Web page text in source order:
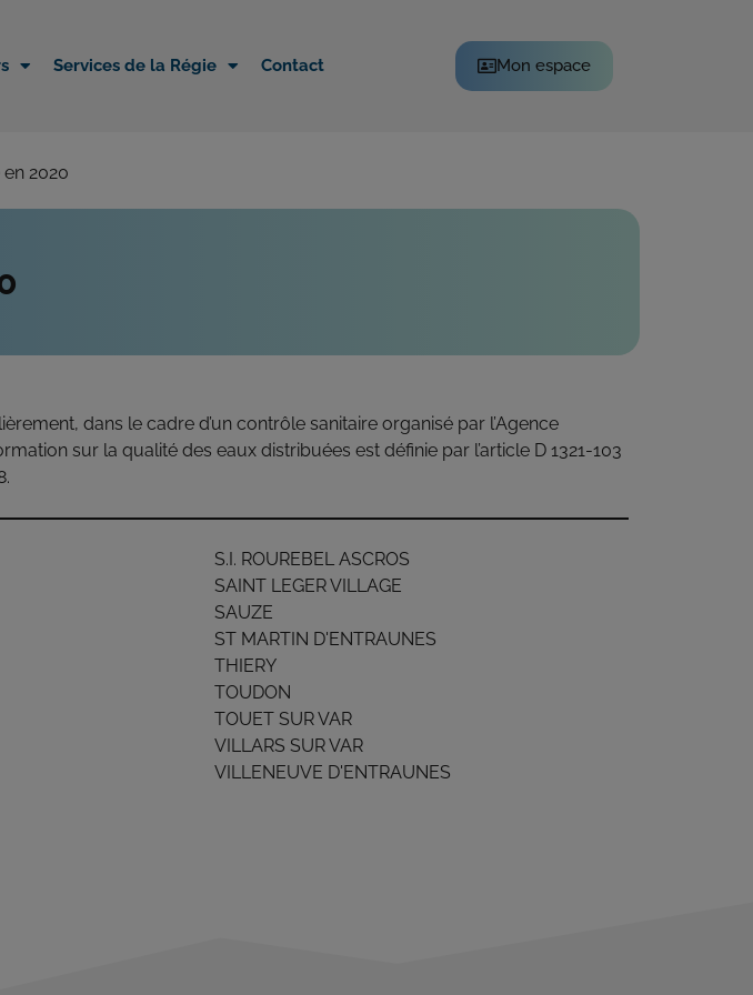
Services de la Régie Contact Mon espace
2020
dans le cadre d’un contrôle sanitaire organisé par l’Agence
sur la qualité des eaux distribuées est définie par l’article D 1321-103
S.I. ROUREBEL ASCROS
SAINT LEGER VILLAGE
SAUZE
ST MARTIN D'ENTRAUNES
THIERY
TOUDON
TOUET SUR VAR
VILLARS SUR VAR
VILLENEUVE D'ENTRAUNES